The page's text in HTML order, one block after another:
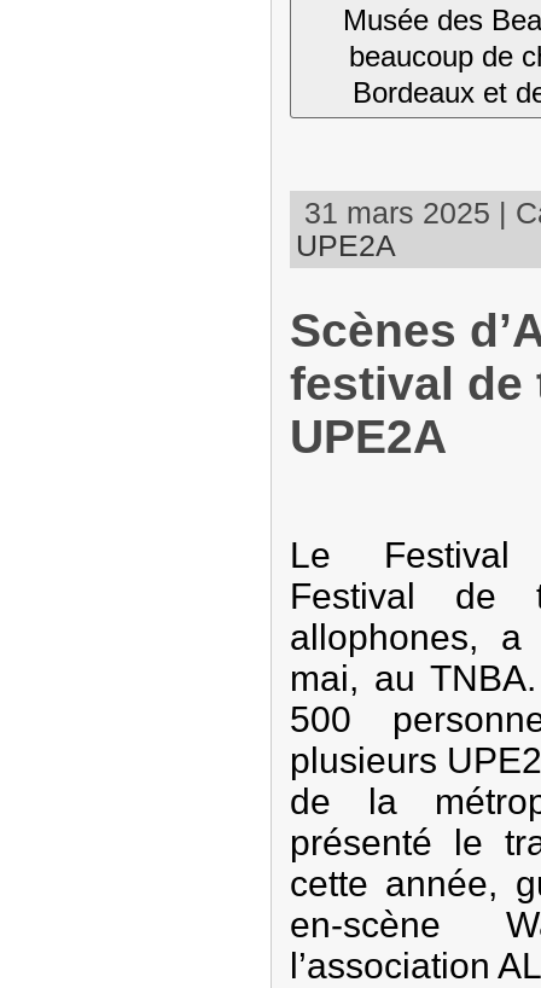
Musée des
beaucoup de
Bordeaux et
31 mars 2025 |
UPE2A
Scènes
festival de
UPE2A
Le Festival
Festival de
allophones,
mai, au
500
plusieurs
de la
présenté le
cette année,
en-scène
l’association